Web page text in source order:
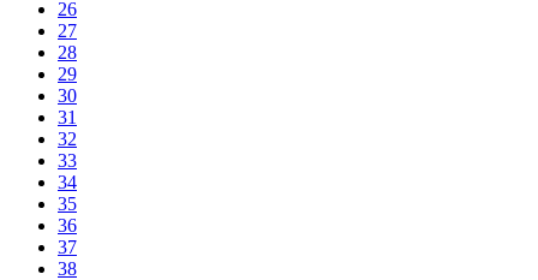
26
27
28
29
30
31
32
33
34
35
36
37
38